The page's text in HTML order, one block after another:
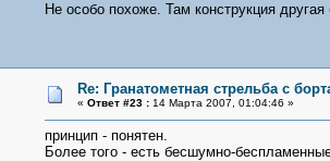
Не особо похоже. Там конструкция
Re: Гранатометная стрельба с
« Ответ #23 :14 Марта 2007, 01:04:46 »
принцип - понятен.
Более того - есть бесшумно-